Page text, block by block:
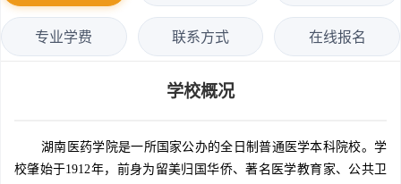
专业学费 联系方式 在线报名
学校概况
湖南医药学院是一所国家公办的全日制普通医学本科院校。学
校肇始于1912年，前身为留美归国华侨、著名医学教育家、公共卫